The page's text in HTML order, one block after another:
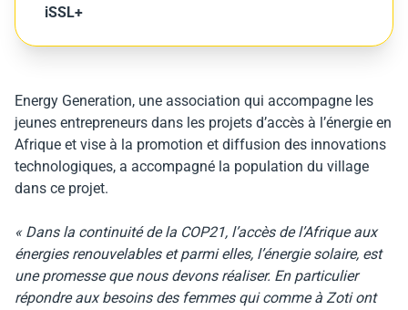
iSSL+
Energy Generation, une association qui accompagne les
jeunes entrepreneurs dans les projets d’accès à l’énergie en
Afrique et vise à la promotion et diffusion des innovations
technologiques, a accompagné la population du village
dans ce projet.
« Dans la continuité de la COP21, l’accès de l’Afrique aux
énergies renouvelables et parmi elles, l’énergie solaire, est
une promesse que nous devons réaliser. En particulier
répondre aux besoins des femmes qui comme à Zoti ont